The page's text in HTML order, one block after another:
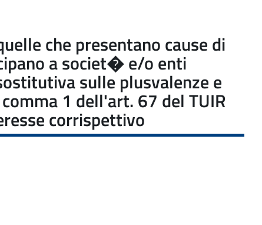
che presentano cause di
a societ� e/o enti
sulle plusvalenze e
1 dell'art. 67 del TUIR
corrispettivo